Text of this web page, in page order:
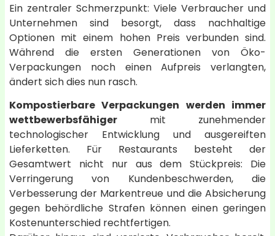
Ein zentraler Schmerzpunkt: Viele Verbraucher und
Unternehmen sind besorgt, dass nachhaltige
Optionen mit einem hohen Preis verbunden sind.
Während die ersten Generationen von Öko-
Verpackungen noch einen Aufpreis verlangten,
ändert sich dies nun rasch.
Kompostierbare Verpackungen werden immer
wettbewerbsfähiger mit zunehmender
technologischer Entwicklung und ausgereiften
Lieferketten. Für Restaurants besteht der
Gesamtwert nicht nur aus dem Stückpreis: Die
Verringerung von Kundenbeschwerden, die
Verbesserung der Markentreue und die Absicherung
gegen behördliche Strafen können einen geringen
Kostenunterschied rechtfertigen.